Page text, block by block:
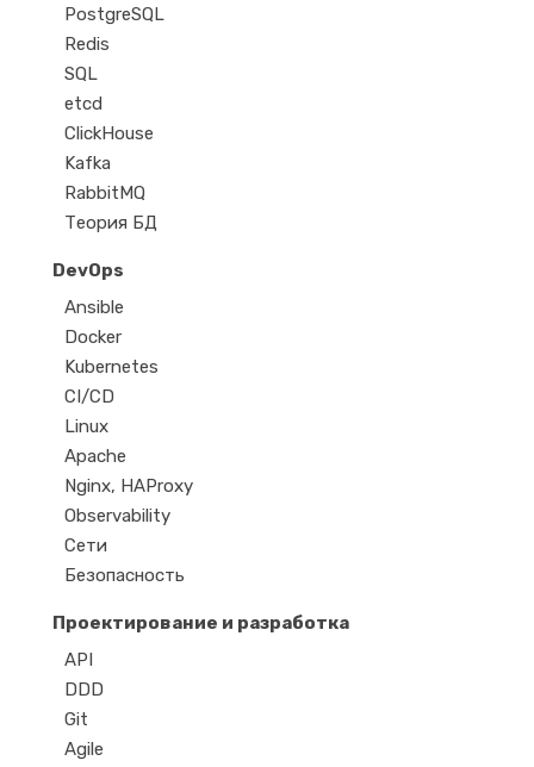
PostgreSQL
Redis
SQL
etcd
ClickHouse
Kafka
RabbitMQ
Теория БД
DevOps
Ansible
Docker
Kubernetes
CI/CD
Linux
Apache
Nginx, HAProxy
Observability
Сети
Безопасность
Проектирование и разработка
API
DDD
Git
Agile